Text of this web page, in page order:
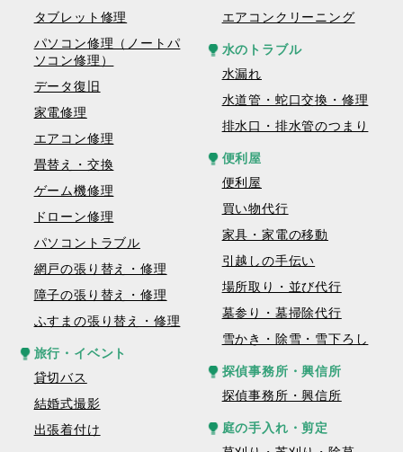
タブレット修理
パソコン修理（ノートパ
ソコン修理）
データ復旧
家電修理
エアコン修理
畳替え・交換
ゲーム機修理
ドローン修理
パソコントラブル
網戸の張り替え・修理
障子の張り替え・修理
ふすまの張り替え・修理
旅行・イベント
貸切バス
結婚式撮影
出張着付け
エアコンクリーニング
水のトラブル
水漏れ
水道管・蛇口交換・修理
排水口・排水管のつまり
便利屋
便利屋
買い物代行
家具・家電の移動
引越しの手伝い
場所取り・並び代行
墓参り・墓掃除代行
雪かき・除雪・雪下ろし
探偵事務所・興信所
探偵事務所・興信所
庭の手入れ・剪定